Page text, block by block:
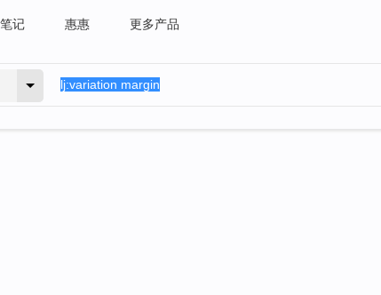
记 惠惠 更多产品